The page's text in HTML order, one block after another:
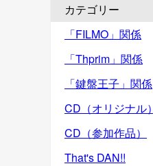
カテゴリー
「FILMO」関係
「Thprim」関係
「鍵盤王子」関係
CD（オリジナル）
CD（参加作品）
That's DAN!!